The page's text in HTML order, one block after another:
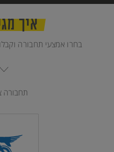
איך
בחרו אמצעי תחבורה
תחבורה